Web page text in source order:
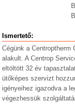
Ismertető:
Cégünk a
alakult. A Centrop
eltöltött 32 év
ütőképes szervizt
igényeihez igazodva a
végezhessük